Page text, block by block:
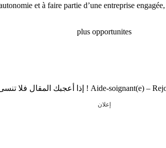
et à faire partie d’une entreprise engagée,
plus opportunites
إعلان